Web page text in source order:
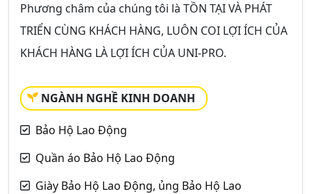
Phương châm của chúng tôi là TỒN TẠI VÀ PHÁT
TRIỂN CÙNG KHÁCH HÀNG, LUÔN COI LỢI ÍCH CỦA
KHÁCH HÀNG LÀ LỢI ÍCH CỦA UNI-PRO.
NGÀNH NGHỀ KINH DOANH
Bảo Hộ Lao Động
Quần áo Bảo Hộ Lao Động
Giày Bảo Hộ Lao Động, ủng Bảo Hộ Lao